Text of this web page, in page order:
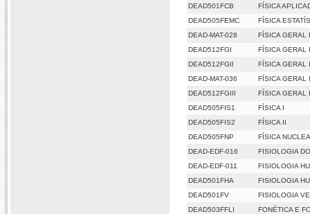
DEAD501FCB
FÍSICA
DEAD505FEMC
FÍSICA
DEAD-MAT-028
FÍSICA GERAL I
DEAD512FGI
FÍSICA GERAL I
DEAD512FGII
FÍSICA GERAL
DEAD-MAT-036
FÍSICA GERAL
DEAD512FGIII
FÍSICA GERAL
DEAD505FIS1
FÍSICA I
DEAD505FIS2
FÍSICA II
DEAD505FNP
FÍSICA
DEAD-EDF-016
FISIOLOGIA
DEAD-EDF-011
FISIOLOGIA
DEAD501FHA
FISIOLOGIA
DEAD501FV
FISIOLOGIA
DEAD503FFLI
FONÉTICA E